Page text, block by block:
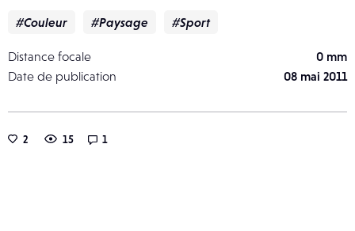
#Couleur #Paysage #Sport
Distance focale
0 mm
Date de publication
08 mai 2011
2 15 1